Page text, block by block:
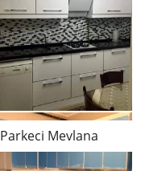
Parkeci Mevlana